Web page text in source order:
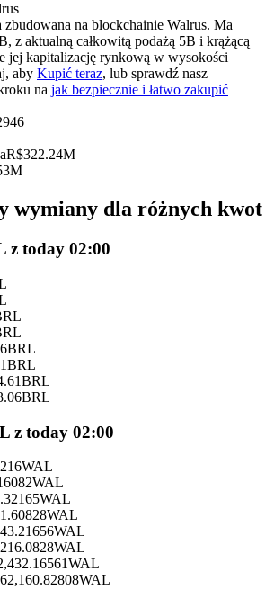
traderów
kopiującym
zysków i prowizjami z kopiowania
na blockchainie Walrus. Ma
z aktualną całkowitą podażą 5B i krążącą
jej kapitalizację rynkową w wysokości
aby Kupić teraz, lub sprawdź nasz
na jak bezpiecznie i łatwo zakupić
R$322.24M
wymiany dla różnych kwot
z today 02:00
BRL
BRL
BRL
BRL
z today 02:00
WAL
WAL
WAL
WAL
WAL
WAL
WAL
WAL